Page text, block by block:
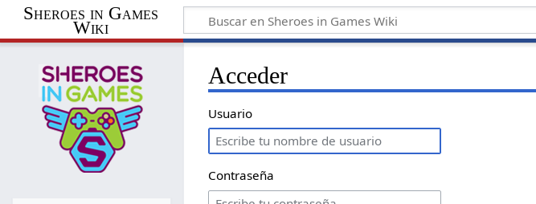
Sheroes in Games
Wiki
Acceder
Usuario
Contraseña